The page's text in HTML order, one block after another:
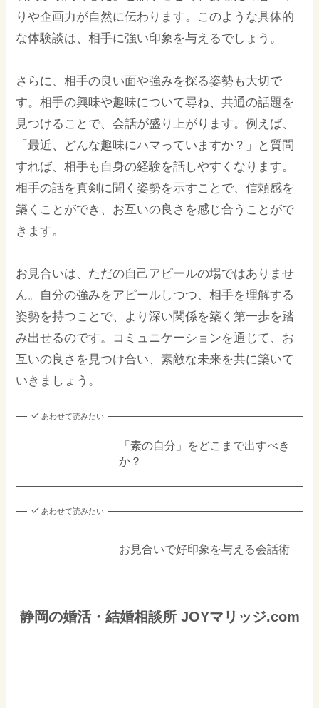
りや企画力が自然に伝わります。このような具体的
な体験談は、相手に強い印象を与えるでしょう。
さらに、相手の良い面や強みを探る姿勢も大切で
す。相手の興味や趣味について尋ね、共通の話題を
見つけることで、会話が盛り上がります。例えば、
「最近、どんな趣味にハマっていますか？」と質問
すれば、相手も自身の経験を話しやすくなります。
相手の話を真剣に聞く姿勢を示すことで、信頼感を
築くことができ、お互いの良さを感じ合うことがで
きます。
お見合いは、ただの自己アピールの場ではありませ
ん。自分の強みをアピールしつつ、相手を理解する
姿勢を持つことで、より深い関係を築く第一歩を踏
み出せるのです。コミュニケーションを通じて、お
互いの良さを見つけ合い、素敵な未来を共に築いて
いきましょう。
あわせて読みたい
「素の自分」をどこまで出すべき
か？
あわせて読みたい
お見合いで好印象を与える会話術
静岡の婚活・結婚相談所 JOYマリッジ.com